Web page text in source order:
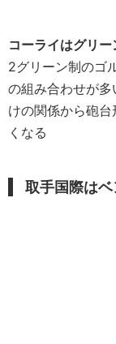
コーライはグリ
2グリーン制のゴ
の組み合わせが
けの関係から砲
くなる
取手国際は